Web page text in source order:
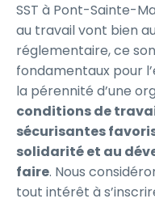
SST à Pont-Sainte-
au travail vont bien
réglementaire, ce
fondamentaux pour
la pérennité d’une
conditions de
sécurisantes
solidarité et au
faire. Nous
tout intérêt à